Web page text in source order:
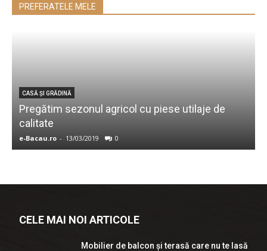
PREFERATELE MELE
CASĂ ŞI GRĂDINĂ
Pregătim sezonul agricol cu piese utilaje de
calitate
e-Bacau.ro - 13/03/2019 0
CELE MAI NOI ARTICOLE
Mobilier de balcon și terasă care nu te lasă